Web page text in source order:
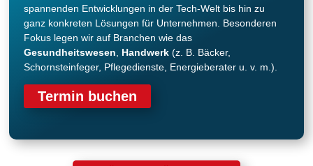
spannenden Entwicklungen in der Tech-Welt bis hin zu
ganz konkreten Lösungen für Unternehmen. Besonderen
Fokus legen wir auf Branchen wie das
Gesundheitswesen
Handwerk (z. B. Bäcker,
Schornsteinfeger, Pflegedienste, Energieberater u. v. m.).
Termin buchen